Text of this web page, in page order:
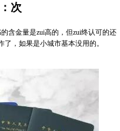
次
含金量是zui高的，但zui终认可的还
，如果是小城市基本没用的。